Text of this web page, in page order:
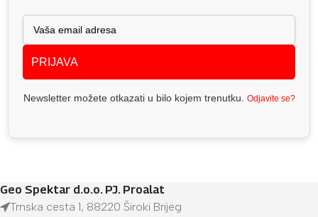
PRIJAVA
Newsletter možete otkazati u bilo kojem trenutku. Odjavite se?
Geo Spektar d.o.o. PJ. Proalat
Trnska cesta 1, 88220 Široki Brijeg